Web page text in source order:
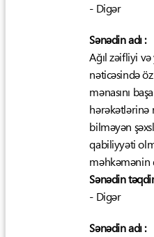
- Digər
Sənədin adı :
Ağıl zəifliyi
nəticəsində
mənasını
hərəkətlərinə
bilməyən
qabiliyyəti
məhkəmənin
Sənədin
- Digər
Sənədin adı :